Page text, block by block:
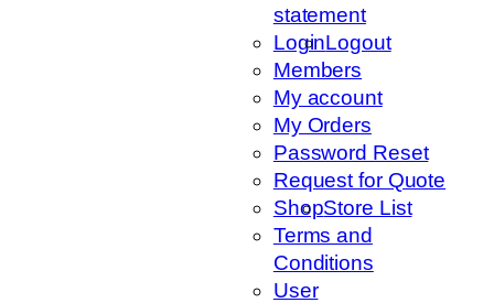
statement
LoginLogout
Members
My account
My Orders
Password Reset
Request for Quote
ShopStore List
Terms and
Conditions
User